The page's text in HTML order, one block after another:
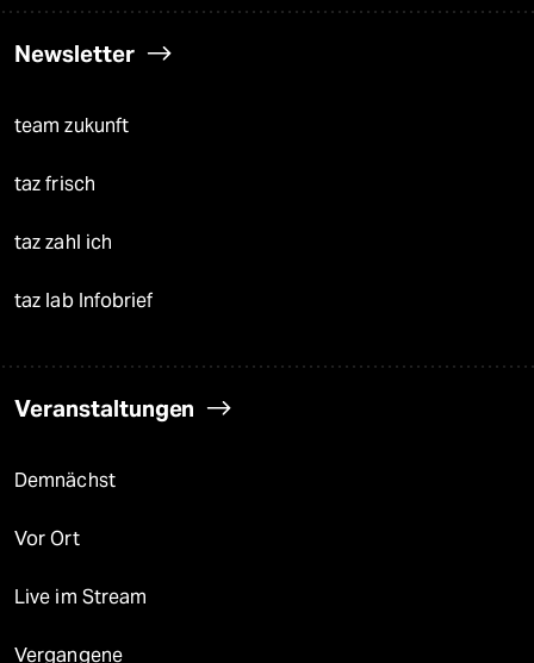
Newsletter
team zukunft
taz frisch
taz zahl ich
taz lab Infobrief
Veranstaltungen
Demnächst
Vor Ort
Live im Stream
Vergangene